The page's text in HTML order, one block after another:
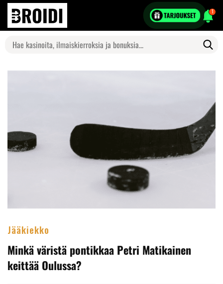
1
Search
Jääkiekko
Minkä väristä pontikkaa Petri Matikainen
keittää Oulussa?